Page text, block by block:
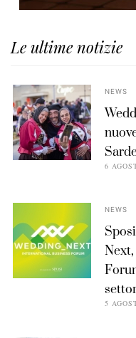
Le ultime notizie
NEWS
6
NEWS
5